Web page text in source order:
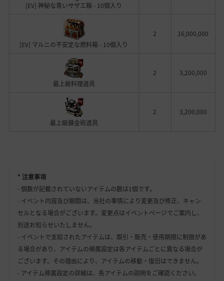
[EV] 神秘な青いサザエ箱 - 10個入り
[EV] マルニの不安定な燃料箱 - 10個入り
2 16,000,000
最上級料理道具
2 3,200,000
最上級錬金術道具
2 3,200,000
* 注意事項
- 個数が記載されていないアイテムの数は1個です。
- イベント内容及び期間は、当社の事情により変更及び修正、キャン
セルとなる場合がございます。変更点はイベントページでご案内し、
別途お知らせいたしません。
- イベントで支給されたアイテムは、取引・販売・使用期限に制限があ
る場合があり、アイテムの帰属設定は各アイテムごとに異なる場合が
ございます。その理由により、アイテムの移動・復旧はできません。
- アイテム帰属設定の詳細は、各アイテムの説明をご確認ください。